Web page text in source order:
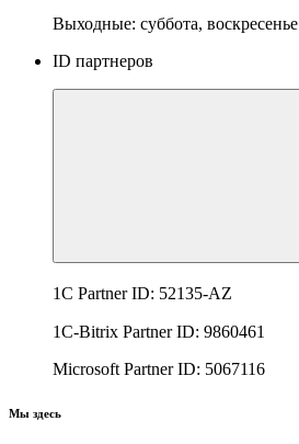
Выходные: суббота, воскресенье
ID партнеров
1C Partner ID: 52135-AZ
1C-Bitrix Partner ID: 9860461
Microsoft Partner ID: 5067116
Мы здесь